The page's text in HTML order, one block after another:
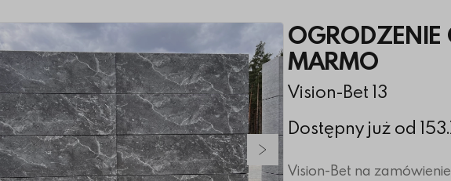
OGRODZENIE
MARMO
Vision-Bet 13
Dostępny już od
Vision-Bet na
slajd Następny slajd